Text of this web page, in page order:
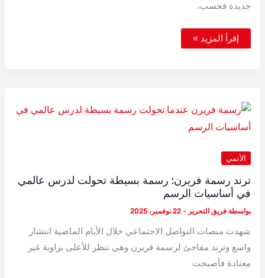
جديدة فحسب،
جدول
بث
إقرأ المزيد »
الأنمي
ترند رسمة فريرن: رسمة بسيطة تحولت لدرس عالمي
في أساسيات الرسم
بواسطة فريق التحرير - 22 نوفمبر، 2025
شهدت منصات التواصل الاجتماعي خلال الأيام الماضية انتشار
واسع وترند مفاجئ لرسمة فريرن وهي تنظر للأعلى بزاوية غير
معتادة فأصبحت